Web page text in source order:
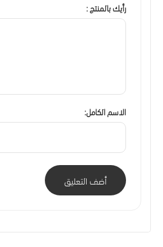
رأيك بالمنتج :
الاسم الكامل:
أضف التعليق